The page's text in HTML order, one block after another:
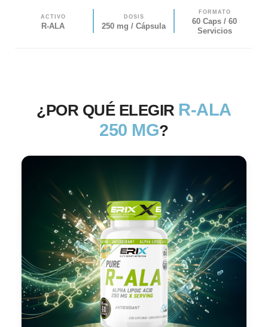
ACTIVO
R-ALA
DOSIS
250 mg / Cápsula
FORMATO
60 Caps / 60
Servicios
¿POR QUÉ ELEGIR R-ALA
250 MG?